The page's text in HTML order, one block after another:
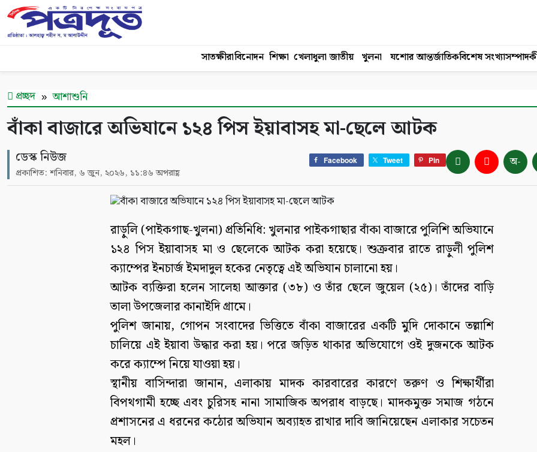
সাতক্ষীরাবিনোদন শিক্ষা খেলাধুলা জাতীয় খুলনা যশোর আন্তর্জাতিকবিশেষ সংখ্যা
প্রচ্ছদ আশাশুনি
বাঁকা বাজারে অভিযানে ১২৪ পিস ইয়াবাসহ মা-ছেলে আটক
ডেস্ক নিউজ
প্রকাশিত: শনিবার, ৬ জুন, ২০২৬, ১১:৪৬ অপরাহ্ণ
Facebook Tweet Pin অ-
রাড়ুলি (পাইকগাছ-খুলনা) প্রতিনিধি: খুলনার পাইকগাছার বাঁকা বাজারে পুলিশি অভিযানে
১২৪ পিস ইয়াবাসহ মা ও ছেলেকে আটক করা হয়েছে। শুক্রবার রাতে রাড়ুলী পুলিশ
ক্যাম্পের ইনচার্জ ইমদাদুল হকের নেতৃত্বে এই অভিযান চালানো হয়।
আটক ব্যক্তিরা হলেন সালেহা আক্তার (৩৮) ও তাঁর ছেলে জুয়েল (২৫)। তাঁদের বাড়ি
তালা উপজেলার কানাইদি গ্রামে।
পুলিশ জানায়, গোপন সংবাদের ভিত্তিতে বাঁকা বাজারের একটি মুদি দোকানে তল্লাশি
চালিয়ে এই ইয়াবা উদ্ধার করা হয়। পরে জড়িত থাকার অভিযোগে ওই দুজনকে আটক
করে ক্যাম্পে নিয়ে যাওয়া হয়।
স্থানীয় বাসিন্দারা জানান, এলাকায় মাদক কারবারের কারণে তরুণ ও শিক্ষার্থীরা
বিপথগামী হচ্ছে এবং চুরিসহ নানা সামাজিক অপরাধ বাড়ছে। মাদকমুক্ত সমাজ গঠনে
প্রশাসনের এ ধরনের কঠোর অভিযান অব্যাহত রাখার দাবি জানিয়েছেন এলাকার সচেতন
মহল।